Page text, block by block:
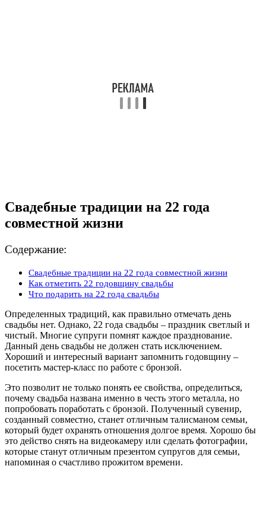
Свадебные традиции на 22 года
совместной жизни
Содержание:
Свадебные традиции на 22 года совместной жизни
Как отметить 22 годовщину свадьбы
Что подарить на 22 года свадьбы
Определенных традиций, как правильно отмечать день
свадьбы нет. Однако, 22 года свадьбы – праздник светлый и
чистый. Многие супруги помнят каждое празднование.
Данный день свадьбы не должен стать исключением.
Хороший и интересный вариант запомнить годовщину –
посетить мастер-класс по работе с бронзой.
Это позволит не только понять ее свойства, определиться,
почему свадьба названа именно в честь этого металла, но
попробовать поработать с бронзой. Полученный сувенир,
созданный совместно, станет отличным талисманом семьи,
который будет охранять отношения долгое время. Хорошо бы
это действо снять на видеокамеру или сделать фотографии,
которые станут отличным презентом супругов для семьи,
напоминая о счастливо прожитом времени.